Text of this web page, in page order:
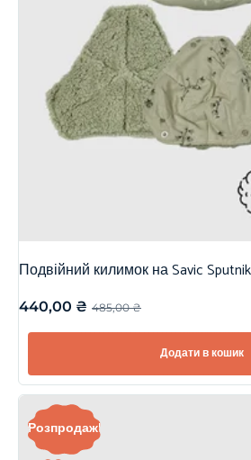
Подвійний килимок на Savic
485,00₴
440,00 ₴
Додати в кошик
Розпродаж!